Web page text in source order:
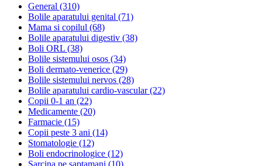
General (310)
Bolile aparatului genital (71)
Mama si copilul (68)
Bolile aparatului digestiv (38)
Boli ORL (38)
Bolile sistemului osos (34)
Boli dermato-venerice (29)
Bolile sistemului nervos (28)
Bolile aparatului cardio-vascular(22)
Copii 0-1 an (22)
Medicamente (20)
Farmacie (15)
Copii peste 3 ani (14)
Stomatologie (12)
Boli endocrinologice (12)
Sarcina pe saptamani (10)